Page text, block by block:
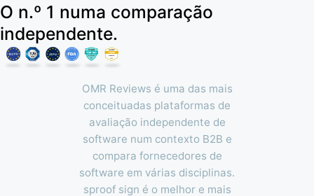
O n.º 1 numa comparação
independente.
OMR Reviews é uma das mais
conceituadas plataformas de
avaliação independente de
software num contexto B2B e
compara fornecedores de
software em várias disciplinas.
sproof sign é o melhor e mais